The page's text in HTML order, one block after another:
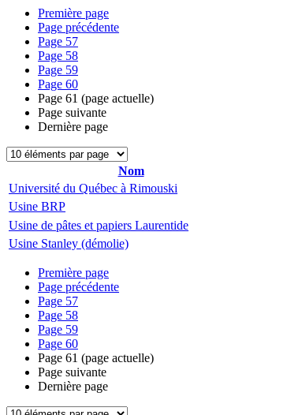
Première page
Page précédente
Page 57
Page 58
Page 59
Page 60
Page 61 (page actuelle)
Page suivante
Dernière page
Nom
Université du Québec à Rimouski
Usine BRP
Usine de pâtes et papiers Laurentide
Usine Stanley (démolie)
Première page
Page précédente
Page 57
Page 58
Page 59
Page 60
Page 61 (page actuelle)
Page suivante
Dernière page